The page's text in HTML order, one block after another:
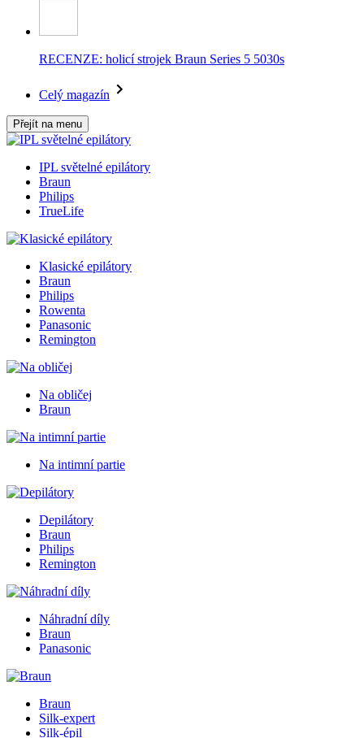
RECENZE: holicí strojek Braun Series 5 5030s
Celý magazín
Přejít na menu
IPL světelné epilátory
Braun
Philips
TrueLife
Klasické epilátory
Braun
Philips
Rowenta
Panasonic
Remington
Na obličej
Braun
Na intimní partie
Depilátory
Braun
Philips
Remington
Náhradní díly
Braun
Panasonic
Braun
Silk-expert
Silk-épil